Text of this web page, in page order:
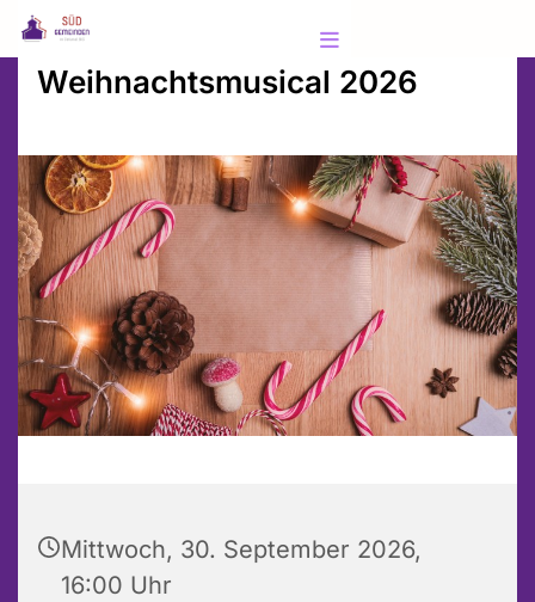
Weihnachtsmusical 2026
Mittwoch, 30. September 2026,
16:00 Uhr